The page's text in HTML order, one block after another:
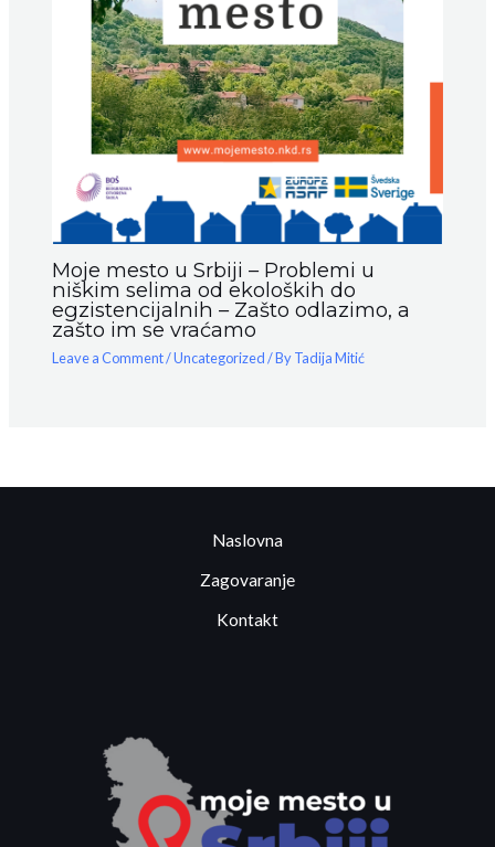
Moje mesto u Srbiji – Problemi u
niškim selima od ekoloških do
egzistencijalnih – Zašto odlazimo, a
zašto im se vraćamo
Leave a Comment/Uncategorized/ ByTadija Mitić
Naslovna
Zagovaranje
Kontakt